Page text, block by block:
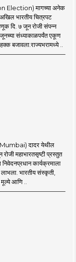
Election) मागच्या अनेक
भारतीय चित्रपट
दि. ७ जून रोजी संपन्न
संध्याकाळपर्यंत एकूण
बजावला.राज्यभरामध्ये ..
दादर येथील
महाभारतसृष्टी प्रस्तुत
निवेदनप्रधान कार्यक्रमाला
भारतीय संस्कृती,
मूल्ये आणि ..